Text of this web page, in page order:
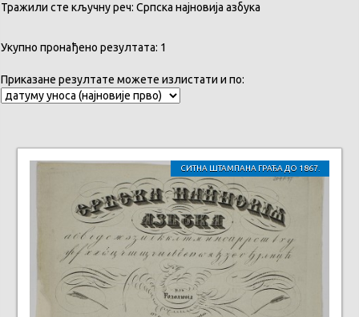
Тражили сте кључну реч: Српска најновија азбука
Укупно пронађено резултата: 1
Приказане резултате можете излистати и по:
СИТНА ШТАМПАНА ГРАЂА ДО 1867.